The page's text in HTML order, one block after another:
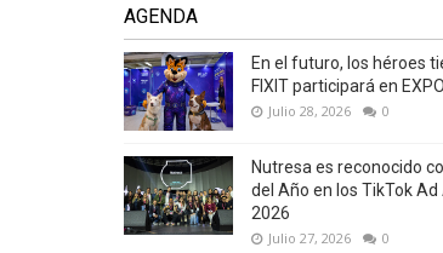
AGENDA
En el futuro, los héroes
FIXIT participará en
Julio 28, 2026 0
Nutresa es reconocido
del Año en los TikTok
2026
Julio 27, 2026 0